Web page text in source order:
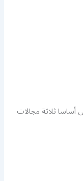
أساسا ثلاثة مجالات